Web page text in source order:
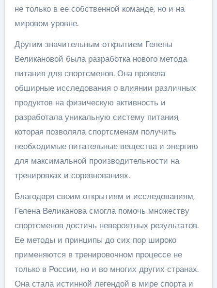
не только в ее собственной команде, но и на
мировом уровне.
Другим значительным открытием Гелены
Великановой была разработка нового метода
питания для спортсменов. Она провела
обширные исследования о влиянии различных
продуктов на физическую активность и
разработала уникальную систему питания,
которая позволяла спортсменам получить
необходимые питательные вещества и энергию
для максимальной производительности на
тренировках и соревнованиях.
Благодаря своим открытиям и исследованиям,
Гелена Великанова смогла помочь множеству
спортсменов достичь невероятных результатов.
Ее методы и принципы до сих пор широко
применяются в тренировочном процессе не
только в России, но и во многих других странах.
Она стала истинной легендой в мире спорта и